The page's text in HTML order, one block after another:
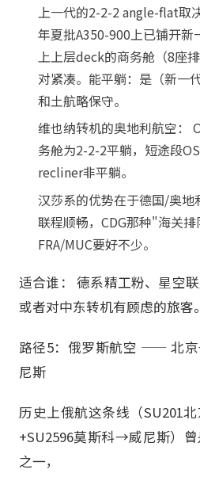
上一代的2-2-2 angle-flat
年夏批A350-900上已铺开
上上层deck的商务舱（8座
对紧凑。能平躺：是（新一
和土航略保守。
维也纳转机的奥地利航空：
务舱为2-2-2平躺，短途段
recliner非平躺。
汉莎系的优势在于德国/奥
联程顺畅，CDG那种"海关
FRA/MUC要好不少。
适合谁： 德系精工粉、星空
或者对中东转机有顾虑的旅客。
路径5：俄罗斯航空 —— 北
尼斯
历史上俄航这条线（SU201
+SU2596莫斯科→威尼斯）
之一，